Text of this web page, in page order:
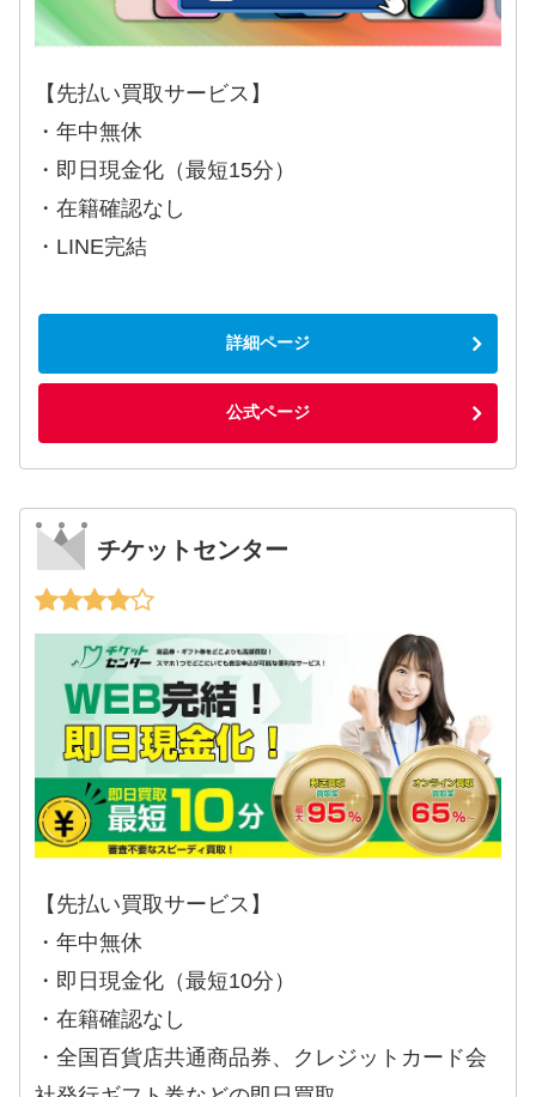
【先払い買取サービス】
・年中無休
・即日現金化（最短15分）
・在籍確認なし
・LINE完結
詳細ページ
公式ページ
チケットセンター
【先払い買取サービス】
・年中無休
・即日現金化（最短10分）
・在籍確認なし
・全国百貨店共通商品券、クレジットカード会